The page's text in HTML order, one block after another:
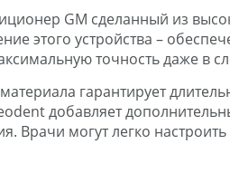
GM сделанный из
этого устройства –
точность даже в
гарантирует
добавляет
Врачи могут легко